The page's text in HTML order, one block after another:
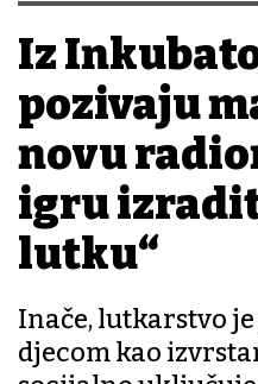
Iz
pozivaju
novu
igru
lutku“
Inače, lutkarstvo
djecom kao